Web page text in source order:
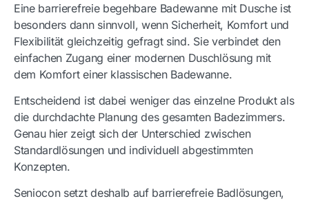
Eine barrierefreie begehbare Badewanne mit Dusche ist
besonders dann sinnvoll, wenn Sicherheit, Komfort und
Flexibilität gleichzeitig gefragt sind. Sie verbindet den
einfachen Zugang einer modernen Duschlösung mit
dem Komfort einer klassischen Badewanne.
Entscheidend ist dabei weniger das einzelne Produkt als
die durchdachte Planung des gesamten Badezimmers.
Genau hier zeigt sich der Unterschied zwischen
Standardlösungen und individuell abgestimmten
Konzepten.
Seniocon setzt deshalb auf barrierefreie Badlösungen,